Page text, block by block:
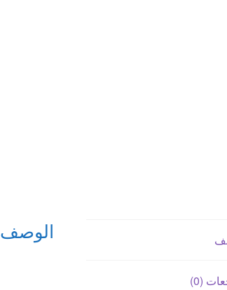
(0)
الوصف